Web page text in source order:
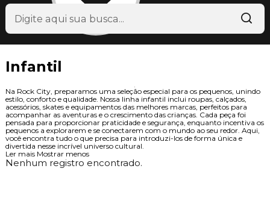
Infantil
Na Rock City, preparamos uma seleção especial para os pequenos, unindo
estilo, conforto e qualidade. Nossa linha infantil inclui roupas, calçados,
acessórios, skates e equipamentos das melhores marcas, perfeitos para
acompanhar as aventuras e o crescimento das crianças. Cada peça foi
pensada para proporcionar praticidade e segurança, enquanto incentiva os
pequenos a explorarem e se conectarem com o mundo ao seu redor. Aqui,
você encontra tudo o que precisa para introduzi-los de forma única e
divertida nesse incrível universo cultural.
Ler mais Mostrar menos
Nenhum registro encontrado.